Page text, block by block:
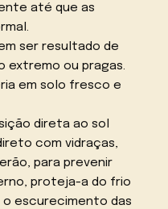
até que as
ser resultado de
extremo ou pragas.
em solo fresco e
direta ao sol
com vidraças,
para prevenir
proteja-a do frio
escurecimento das